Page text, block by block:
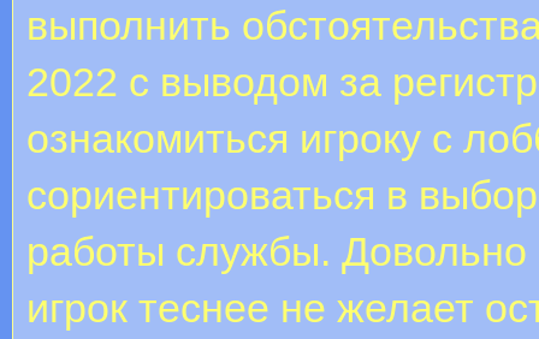
выполнить
2022 с выводом за
ознакомиться игроку с
сориентироваться в
работы службы. Довольно
игрок теснее не желает